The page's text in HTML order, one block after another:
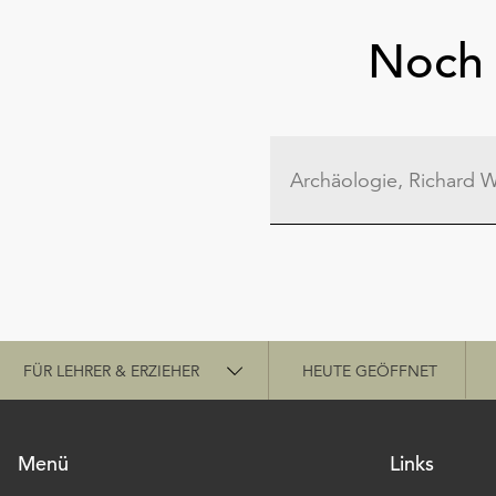
Schnellzugriff
FÜR LEHRER & ERZIEHER HEUTE GEÖFFNET
Menü Links